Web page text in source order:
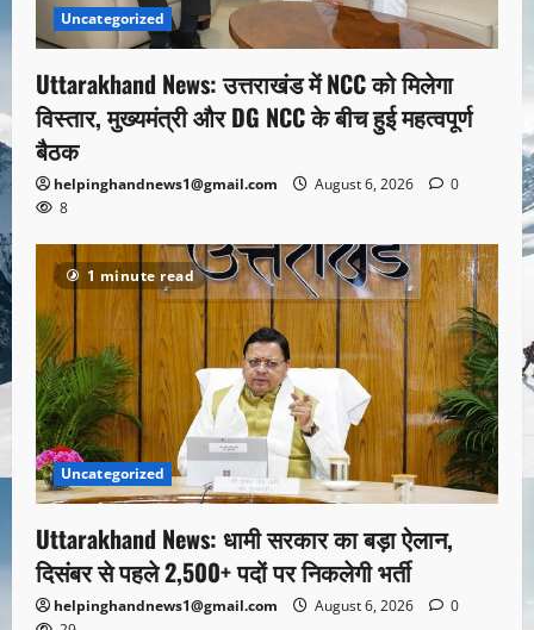
Uncategorized
Uttarakhand News: उत्तराखंड में NCC को मिलेगा
विस्तार, मुख्यमंत्री और DG NCC के बीच हुई महत्वपूर्ण
बैठक
helpinghandnews1@gmail.com August 6, 2026
0
8
1 minute read
Uncategorized
Uttarakhand News: धामी सरकार का बड़ा ऐलान,
दिसंबर से पहले 2,500+ पदों पर निकलेगी भर्ती
helpinghandnews1@gmail.com August 6, 2026
0